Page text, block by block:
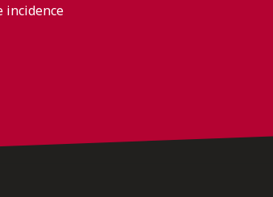
incidence